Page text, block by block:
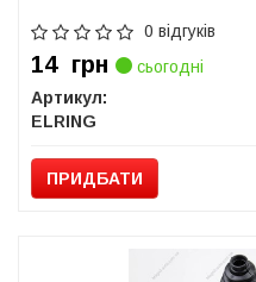
0 відгуків
14 грн
сьогодні
Артикул:
ELRING
ПРИДБАТИ